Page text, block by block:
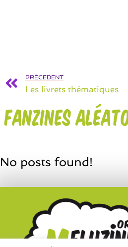
PRÉCEDENT
Les livrets thématiques
Fanzines
No posts found!